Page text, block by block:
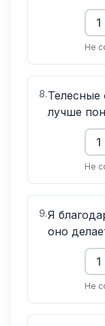
1
Не
8.
лучше
1
Не
9.Я
оно
1
Не